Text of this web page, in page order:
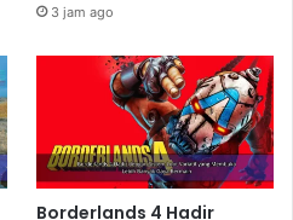
3 jam ago
Borderlands 4 Hadir